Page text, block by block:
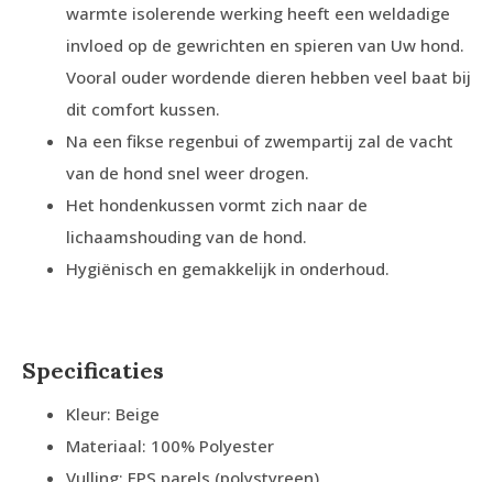
warmte isolerende werking heeft een weldadige
invloed op de gewrichten en spieren van Uw hond.
Vooral ouder wordende dieren hebben veel baat bij
dit comfort kussen.
Na een fikse regenbui of zwempartij zal de vacht
van de hond snel weer drogen.
Het hondenkussen vormt zich naar de
lichaamshouding van de hond.
Hygiënisch en gemakkelijk in onderhoud.
Specificaties
Kleur: Beige
Materiaal: 100% Polyester
Vulling: EPS parels (polystyreen)